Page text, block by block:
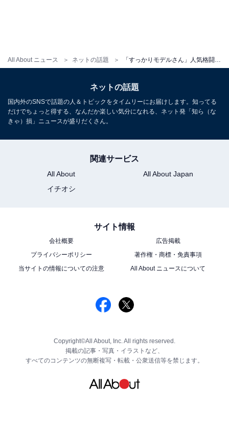
All About ニュース ネットの話題
ネットの話題
国内外のSNSで話題の人＆トピックをタイムリーにお届けします。知ってる
だけでちょっと得する、なんだか楽しい気分になれる、ネット発「知ら（な
きゃ）損」ニュースが盛りだくさん。
関連サービス
All About
All About Japan
イチオシ
サイト情報
会社概要
広告掲載
プライバシーポリシー
著作権・商標・免責事項
当サイトの情報についての注意
All About ニュースについて
Copyright©All About, Inc. All rights reserved.
掲載の記事・写真・イラストなど、
すべてのコンテンツの無断複写・転載・公衆送信等を禁じます。